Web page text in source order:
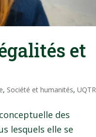
et
, Société et humanités,UQTR
des
lesquels elle se